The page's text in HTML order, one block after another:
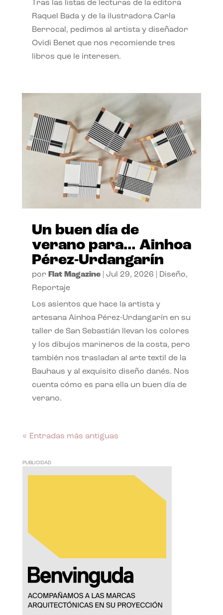
Tras las listas de lecturas de la editora
Raquel Bada y de la ilustradora Carla
Berrocal, pedimos al artista y diseñador
Ovidi Benet que nos recomiende tres
libros que le interesen.
Un buen día de
verano para… Ainhoa
Pérez-Urdangarín
por Flat Magazine| Jul 29, 2026 Diseño,
Reportaje
Los asientos que hace la artista y
artesana Ainhoa Pérez-Urdangarín en su
taller de San Sebastián llevan los colores
y los dibujos marineros de la costa, pero
también nos trasladan al arte textil de la
Bauhaus y al exquisito diseño danés. Nos
cuenta cómo es para ella un buen día de
verano.
« Entradas más antiguas
PUBLICIDAD